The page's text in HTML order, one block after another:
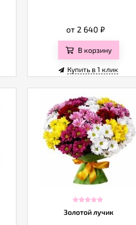
от 2 640 ₽
В корзину
Купить в 1 клик
Золотой лучик